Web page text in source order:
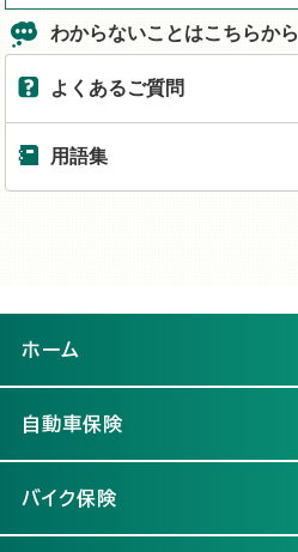
わからないことはこちらから
よくあるご質問
用語集
ホーム
自動車保険
バイク保険